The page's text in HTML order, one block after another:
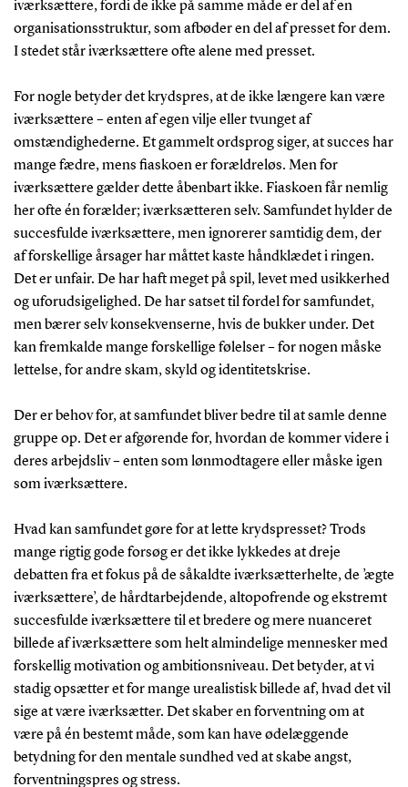
iværksættere, fordi de ikke på samme måde er del af en
organisationsstruktur, som afbøder en del af presset for dem.
I stedet står iværksættere ofte alene med presset.
For nogle betyder det krydspres, at de ikke længere kan være
iværksættere – enten af egen vilje eller tvunget af
omstændighederne. Et gammelt ordsprog siger, at succes har
mange fædre, mens fiaskoen er forældreløs. Men for
iværksættere gælder dette åbenbart ikke. Fiaskoen får nemlig
her ofte én forælder; iværksætteren selv. Samfundet hylder de
succesfulde iværksættere, men ignorerer samtidig dem, der
af forskellige årsager har måttet kaste håndklædet i ringen.
Det er unfair. De har haft meget på spil, levet med usikkerhed
og uforudsigelighed. De har satset til fordel for samfundet,
men bærer selv konsekvenserne, hvis de bukker under. Det
kan fremkalde mange forskellige følelser – for nogen måske
lettelse, for andre skam, skyld og identitetskrise.
Der er behov for, at samfundet bliver bedre til at samle denne
gruppe op. Det er afgørende for, hvordan de kommer videre i
deres arbejdsliv – enten som lønmodtagere eller måske igen
som iværksættere.
Hvad kan samfundet gøre for at lette krydspresset? Trods
mange rigtig gode forsøg er det ikke lykkedes at dreje
debatten fra et fokus på de såkaldte iværksætterhelte, de ’ægte
iværksættere’, de hårdtarbejdende, altopofrende og ekstremt
succesfulde iværksættere til et bredere og mere nuanceret
billede af iværksættere som helt almindelige mennesker med
forskellig motivation og ambitionsniveau. Det betyder, at vi
stadig opsætter et for mange urealistisk billede af, hvad det vil
sige at være iværksætter. Det skaber en forventning om at
være på én bestemt måde, som kan have ødelæggende
betydning for den mentale sundhed ved at skabe angst,
forventningspres og stress.